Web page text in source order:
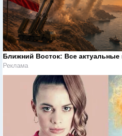
Ближний Восток: Все
Реклама